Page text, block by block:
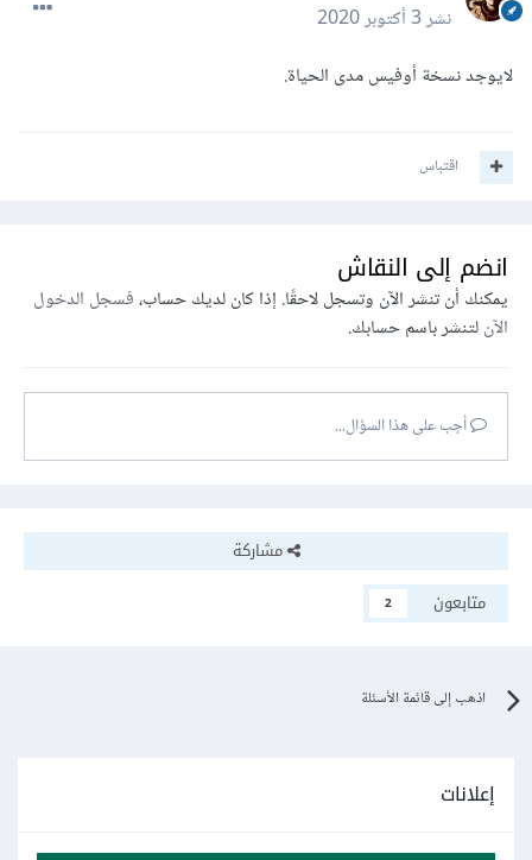
نشر3 أكتوبر 2020
لايوجد نسخة أوفيس مدى الحياة.
اقتباس
انضم إلى النقاش
يمكنك أن تنشر الآن وتسجل لاحقًا. إذا كان لديك حساب،فسجل الدخول
الآنلتنشر باسم حسابك.
أجب على هذا السؤال...
مشاركة
متابعون
2
اذهب إلى قائمة الأسئلة
إعلانات